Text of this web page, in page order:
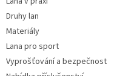
Druhy lan
Materiály
Lana pro sport
Vyprošťování a bezpečnost